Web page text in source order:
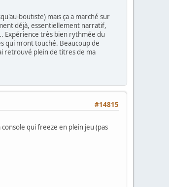
boutiste) mais ça a marché sur
déjà, essentiellement narratif,
Expérience très bien rythmée du
qui m'ont touché. Beaucoup de
retrouvé plein de titres de ma
#14815
qui freeze en plein jeu (pas